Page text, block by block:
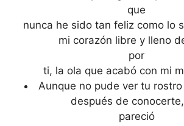
que
nunca he sido tan feliz como lo
mi corazón libre y lleno
por
ti, la ola que acabó con mi
Aunque no pude ver tu
después de
pareció